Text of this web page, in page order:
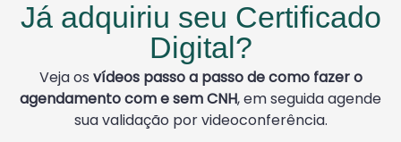
Já adquiriu seu Certificado
Digital?
Veja os vídeos passo a passo de como fazer o
agendamento com e sem CNH, em seguida agende
sua validação por videoconferência.